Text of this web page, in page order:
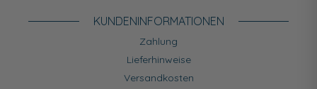
KUNDEN­INFORMATIONEN
Zahlung
Lieferhinweise
Versandkosten